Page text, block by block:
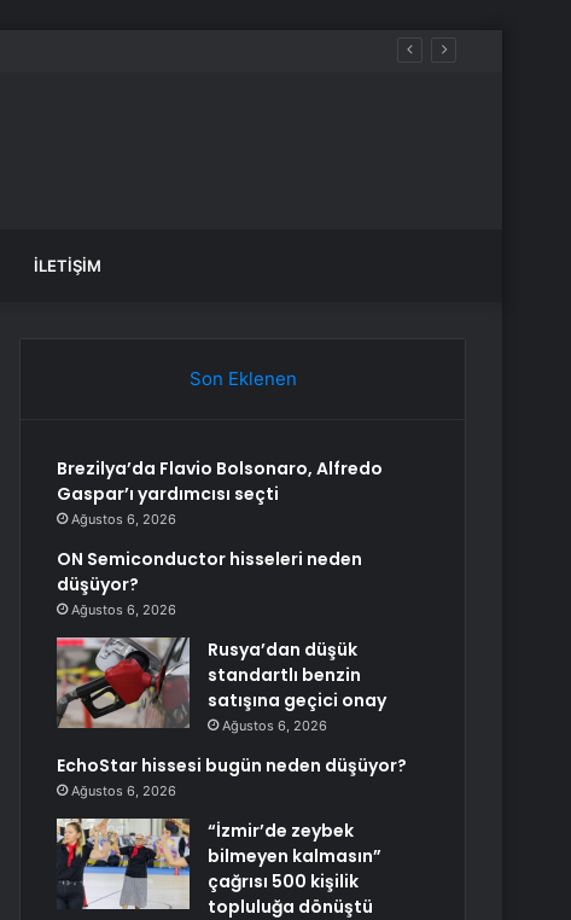
İLETIŞIM
Son Eklenen
Brezilya’da Flavio Bolsonaro, Alfredo
Gaspar’ı yardımcısı seçti
Ağustos 6, 2026
ON Semiconductor hisseleri neden
düşüyor?
Ağustos 6, 2026
Rusya’dan düşük
standartlı benzin
satışına geçici onay
Ağustos 6, 2026
EchoStar hissesi bugün neden düşüyor?
Ağustos 6, 2026
“İzmir’de zeybek
bilmeyen kalmasın”
çağrısı 500 kişilik
topluluğa dönüştü